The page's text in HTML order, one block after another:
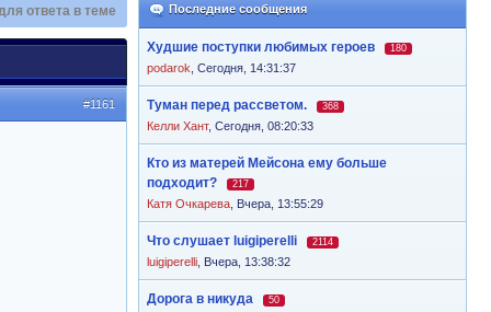
Последние сообщения
Худшие поступки любимых героев 180
podarok Сегодня, 14:31:37
Туман перед рассветом. 368
Келли Хант, Сегодня, 08:20:33
Кто из матерей Мейсона ему больше
подходит?
217
Катя Очкарева Вчера, 13:55:29
Что слушает luigiperelli 2114
luigiperelli Вчера, 13:38:32
Дорога в никуда 50
ответа в теме
#1161